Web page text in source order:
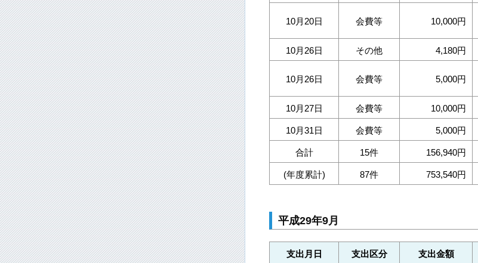
10月20日 会費等 10,000円
10月26日 その他 4,180円
10月26日 会費等 5,000円
10月27日 会費等 10,000円
10月31日 会費等 5,000円
合計 15件 156,940円
(年度累計) 87件 753,540円
平成29年9月
支出月日 支出区分 支出金額